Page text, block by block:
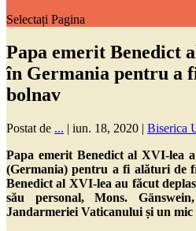
Selectați Pagina
Papa emerit Benedict
în Germania pentru a
bolnav
Postat de ... | iun. 18, 2020 | Biserica
Papa emerit Benedict al XVI-lea
(Germania) pentru a fi alături de
Benedict al XVI-lea au făcut
său personal, Mons.
Jandarmeriei Vaticanului și un